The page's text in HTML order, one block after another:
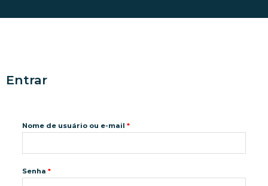
Entrar
Nome de usuário ou e-mail *
Senha *